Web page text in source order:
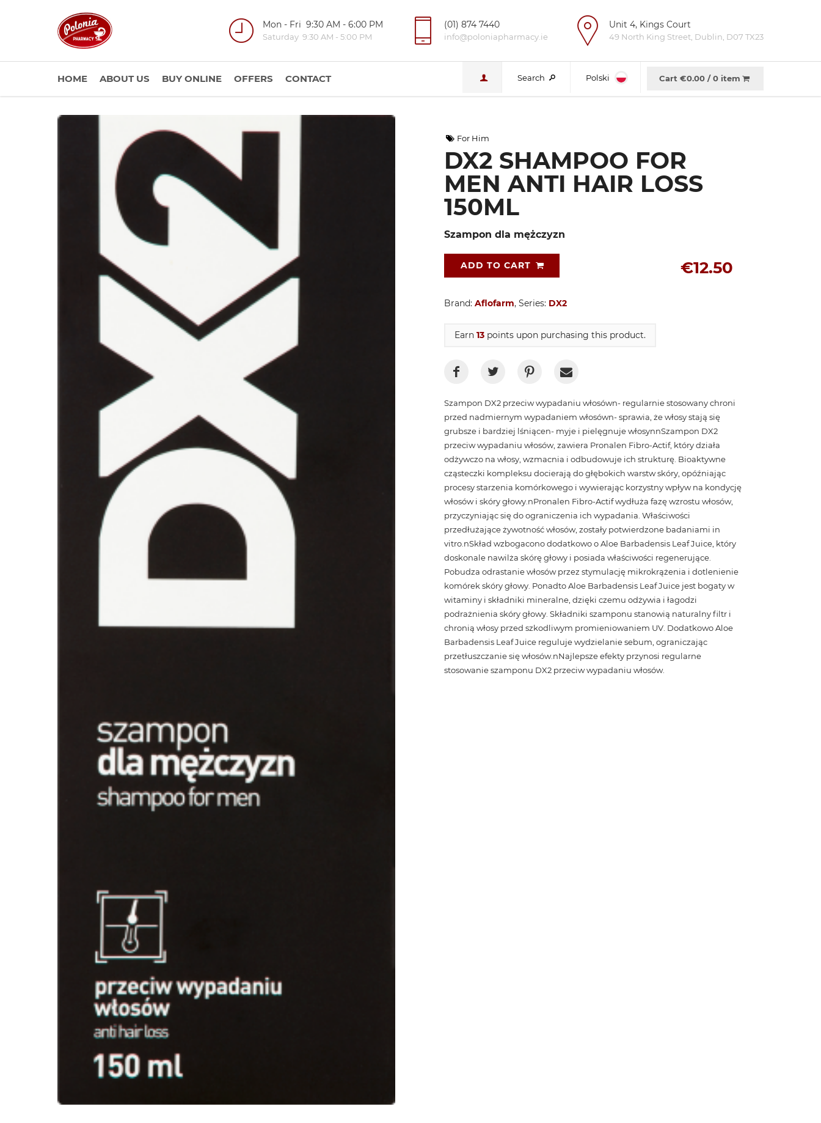
Mon - Fri 9:30 AM - 6:00 PM
Saturday 9:30 AM - 5:00 PM
(01) 874 7440
info@poloniapharmacy.ie
Unit 4, Kings Court
49 North King Street, Dublin, D07 TX23
Search Polski Cart €0.00/0 item
HOME ABOUT US BUY ONLINE OFFERS CONTACT
For Him
DX2 SHAMPOO FOR
MEN ANTI HAIR LOSS
150ML
Szampon dla mężczyzn
€12.50
ADD TO CART
Brand: Aflofarm, Series: DX2
Earn 13 points upon purchasing this product.
Szampon DX2 przeciw wypadaniu włosówn- regularnie stosowany chroni
przed nadmiernym wypadaniem włosówn- sprawia, że włosy stają się
grubsze i bardziej lśniącen- myje i pielęgnuje włosynnSzampon DX2
przeciw wypadaniu włosów, zawiera Pronalen Fibro-Actif, który działa
odżywczo na włosy, wzmacnia i odbudowuje ich strukturę. Bioaktywne
cząsteczki kompleksu docierają do głębokich warstw skóry, opóźniając
procesy starzenia komórkowego i wywierając korzystny wpływ na kondycję
włosów i skóry głowy.nPronalen Fibro-Actif wydłuża fazę wzrostu włosów,
przyczyniając się do ograniczenia ich wypadania. Właściwości
przedłużające żywotność włosów, zostały potwierdzone badaniami in
vitro.nSkład wzbogacono dodatkowo o Aloe Barbadensis Leaf Juice, który
doskonale nawilża skórę głowy i posiada właściwości regenerujące.
Pobudza odrastanie włosów przez stymulację mikrokrążenia i dotlenienie
komórek skóry głowy. Ponadto Aloe Barbadensis Leaf Juice jest bogaty w
witaminy i składniki mineralne, dzięki czemu odżywia i łagodzi
podrażnienia skóry głowy. Składniki szamponu stanowią naturalny filtr i
chronią włosy przed szkodliwym promieniowaniem UV. Dodatkowo Aloe
Barbadensis Leaf Juice reguluje wydzielanie sebum, ograniczając
przetłuszczanie się włosów.nNajlepsze efekty przynosi regularne
stosowanie szamponu DX2 przeciw wypadaniu włosów.